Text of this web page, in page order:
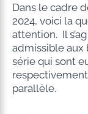
Dans le cadre
2024, voici la
attention. Il
admissible aux
série qui sont
parallèle.